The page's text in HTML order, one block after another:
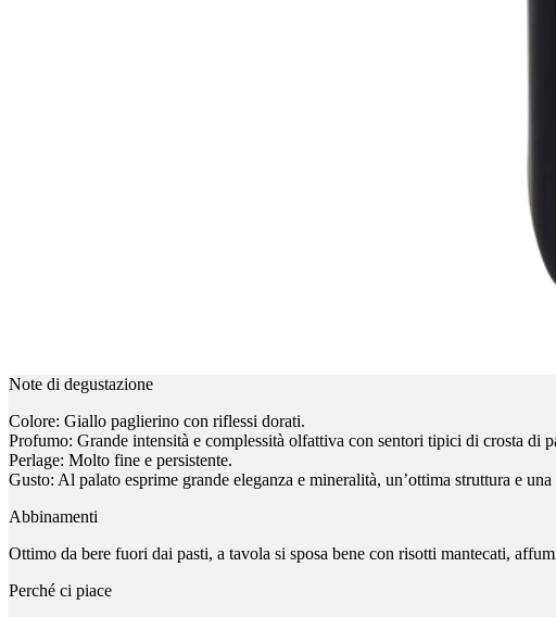
Note di degustazione
Colore: Giallo paglierino con riflessi dorati.
Profumo: Grande intensità e complessità olfattiva con sentori tipici di crosta di
Perlage: Molto fine e persistente.
Gusto: Al palato esprime grande eleganza e mineralità, un’ottima struttura e
Abbinamenti
Ottimo da bere fuori dai pasti, a tavola si sposa bene con risotti mantecati,
Perché ci piace